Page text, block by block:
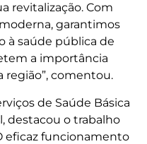
revitalização. Com
garantimos
à saúde pública de
a importância
região”, comentou.
de Saúde Básica
destacou o trabalho
eficaz funcionamento